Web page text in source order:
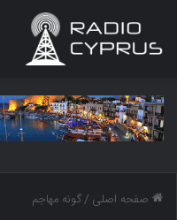
صفحه اصلی /گونه مهاجم